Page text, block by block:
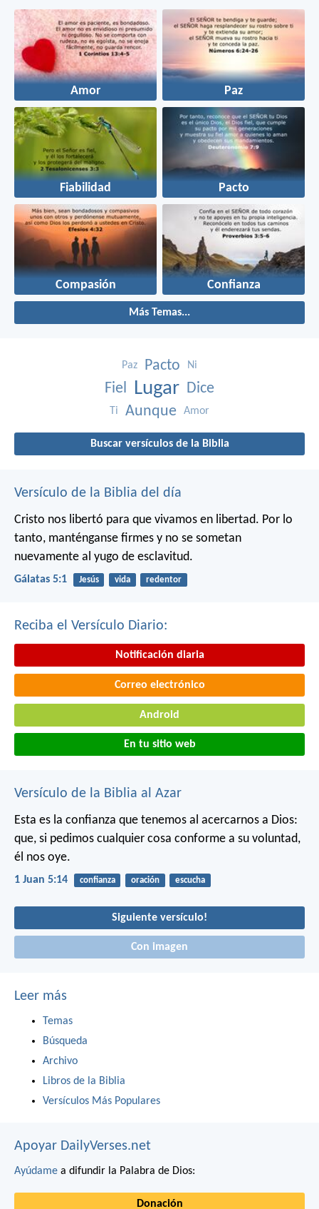
Amor Paz
Fiabilidad Pacto
Compasión Confianza
Más Temas...
Paz Pacto Ni
Fiel Lugar Dice
Ti Aunque Amor
Buscar versículos de la Biblia
Versículo de la Biblia del día
Cristo nos libertó para que vivamos en libertad. Por lo
tanto, manténganse firmes y no se sometan
nuevamente al yugo de esclavitud.
Gálatas 5:1 Jesús vida redentor
Reciba el Versículo Diario:
Notificación diaria
Correo electrónico
Android
En tu sitio web
Versículo de la Biblia al Azar
Esta es la confianza que tenemos al acercarnos a Dios:
que, si pedimos cualquier cosa conforme a su voluntad,
él nos oye.
1 Juan 5:14 confianza oración escucha
Siguiente versículo!
Con imagen
Leer más
Temas
Búsqueda
Archivo
Libros de la Biblia
Versículos Más Populares
Apoyar DailyVerses.net
Ayúdame a difundir la Palabra de Dios:
Donación